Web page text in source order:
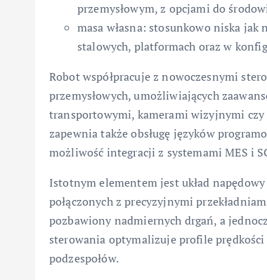
przemysłowym, z opcjami do
masa własna: stosunkowo niska
stalowych, platformach oraz w
Robot współpracuje z nowoczesnymi
przemysłowych, umożliwiających
transportowymi, kamerami wizyjnymi
zapewnia także obsługę języków
możliwość integracji z systemami MES i
Istotnym elementem jest układ
połączonych z precyzyjnymi
pozbawiony nadmiernych drgań, a
sterowania optymalizuje profile
podzespołów.